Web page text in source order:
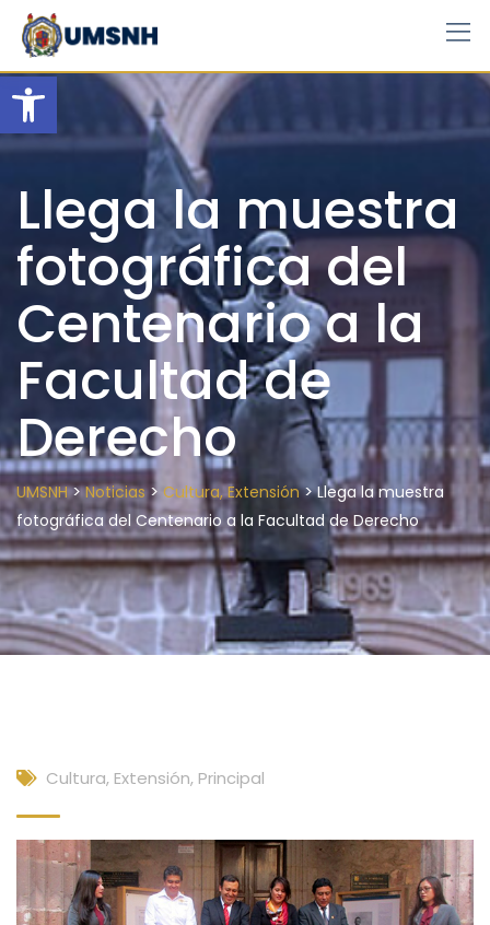
Open toolbar
Skip
content
Llega la muestra
fotográfica del
Centenario a la
Facultad de
Derecho
UMSNH>Noticias> Cultura, Extensión>Llega la muestra
fotográfica del Centenario a la Facultad de Derecho
Cultura, Extensión, Principal